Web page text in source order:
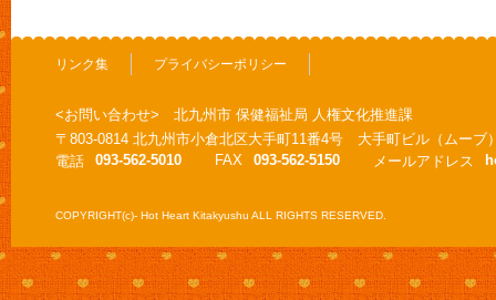
リンク集 プライバシーポリシー
<お問い合わせ> 北九州市 保健福祉局 人権文化推進課
〒803-0814 北九州市小倉北区大手町11番4号 大手町ビル（ムーブ
電話
093-562-5010 FAX 093-562-5150 メールアドレス
COPYRIGHT(c)- Hot Heart Kitakyushu ALL RIGHTS RESERVED.